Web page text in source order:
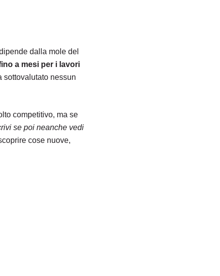
dalla mole del
a mesi per i lavori
sottovalutato nessun
competitivo, ma se
se poi neanche vedi
cose nuove,